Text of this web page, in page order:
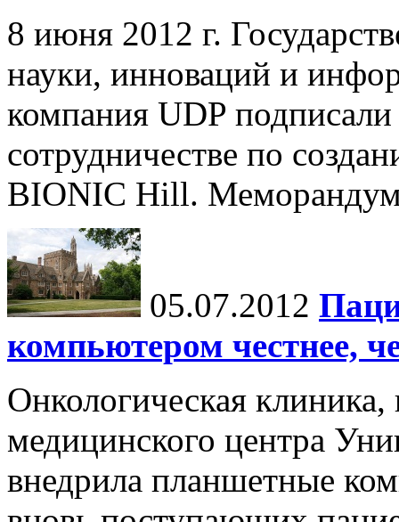
8 июня 2012 г.
науки, инноваций и
компания UDP
сотрудничестве по
BIONIC Hill. Меморандум
05.07.2012
компьютером честнее,
Онкологическая клиника,
медицинского центра
внедрила планшетные